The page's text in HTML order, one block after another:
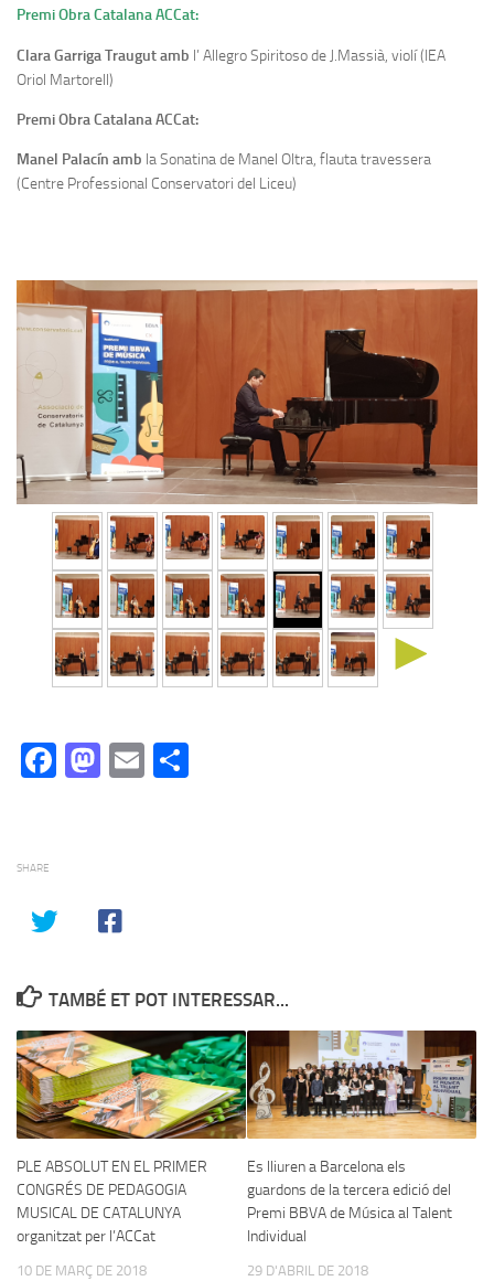
Premi Obra Catalana ACCat:
Clara Garriga Traugut amb l’ Allegro Spiritoso de J.Massià, violí (IEA
Oriol Martorell)
Premi Obra Catalana ACCat:
Manel Palacín amb la Sonatina de Manel Oltra, flauta travessera
(Centre Professional Conservatori del Liceu)
►
Facebook
Mastodon
Email
SHARE
TAMBÉ ET POT INTERESSAR...
PLE ABSOLUT EN EL PRIMER
CONGRÉS DE PEDAGOGIA
MUSICAL DE CATALUNYA
organitzat per l’ACCat
10 DE MARÇ DE 2018
Es lliuren a Barcelona els
guardons de la tercera edició del
Premi BBVA de Música al Talent
Individual
29 D'ABRIL DE 2018